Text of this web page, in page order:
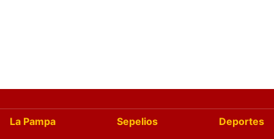
La Pampa Sepelios
Deportes